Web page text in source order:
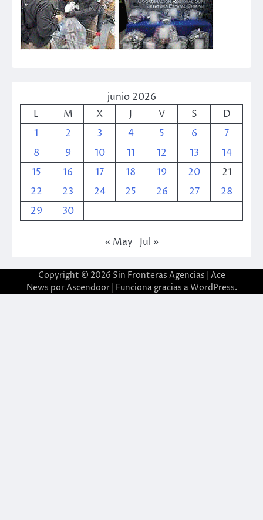
junio 2026
L
M X J V S
D
1
2 3 4 5 6
7
8
9 10 11 12 13
14
15
16 17 18 19 20
21
22
23 24 25 26 27
28
29
30
« May Jul »
Copyright © 2026 Sin Fronteras Agencias | Ace
News porAscendoor| Funciona gracias aWordPress.